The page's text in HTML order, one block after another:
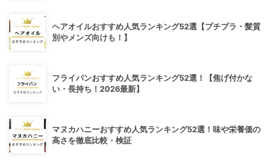
ヘアオイルおすすめ人気ランキング52選【プチプラ・髪質
別やメンズ向けも！】
フライパンおすすめ人気ランキング52選！【焦げ付かな
い・長持ち！2026最新】
マヌカハニーおすすめ人気ランキング52選！味や栄養価の
高さを徹底比較・検証